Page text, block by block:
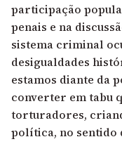
participação
penais e na
sistema criminal
desigualdades
estamos diante da
converter em tabu
torturadores,
política, no sentido